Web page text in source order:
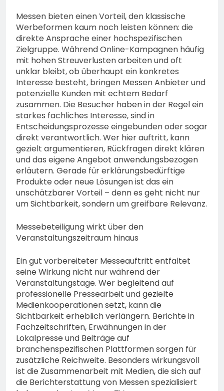
Messen bieten einen Vorteil, den klassische
Werbeformen kaum noch leisten können: die
direkte Ansprache einer hochspezifischen
Zielgruppe. Während Online-Kampagnen häufig
mit hohen Streuverlusten arbeiten und oft
unklar bleibt, ob überhaupt ein konkretes
Interesse besteht, bringen Messen Anbieter und
potenzielle Kunden mit echtem Bedarf
zusammen. Die Besucher haben in der Regel ein
starkes fachliches Interesse, sind in
Entscheidungsprozesse eingebunden oder sogar
direkt verantwortlich. Wer hier auftritt, kann
gezielt argumentieren, Rückfragen direkt klären
und das eigene Angebot anwendungsbezogen
erläutern. Gerade für erklärungsbedürftige
Produkte oder neue Lösungen ist das ein
unschätzbarer Vorteil – denn es geht nicht nur
um Sichtbarkeit, sondern um greifbare Relevanz.
Messebeteiligung wirkt über den
Veranstaltungszeitraum hinaus
Ein gut vorbereiteter Messeauftritt entfaltet
seine Wirkung nicht nur während der
Veranstaltungstage. Wer begleitend auf
professionelle Pressearbeit und gezielte
Medienkooperationen setzt, kann die
Sichtbarkeit erheblich verlängern. Berichte in
Fachzeitschriften, Erwähnungen in der
Lokalpresse und Beiträge auf
branchenspezifischen Plattformen sorgen für
zusätzliche Reichweite. Besonders wirkungsvoll
ist die Zusammenarbeit mit Medien, die sich auf
die Berichterstattung von Messen spezialisiert